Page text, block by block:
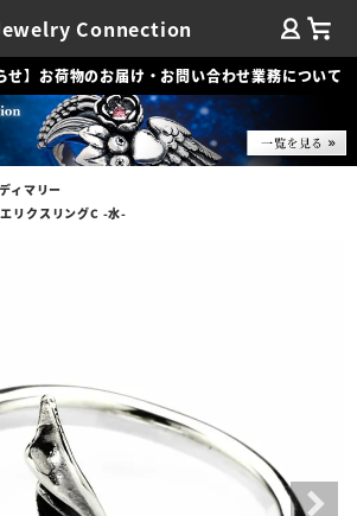
Connection
せ】お荷物のお届け・お問い合わせ業務について
ィマリー
リクスリングC -水-